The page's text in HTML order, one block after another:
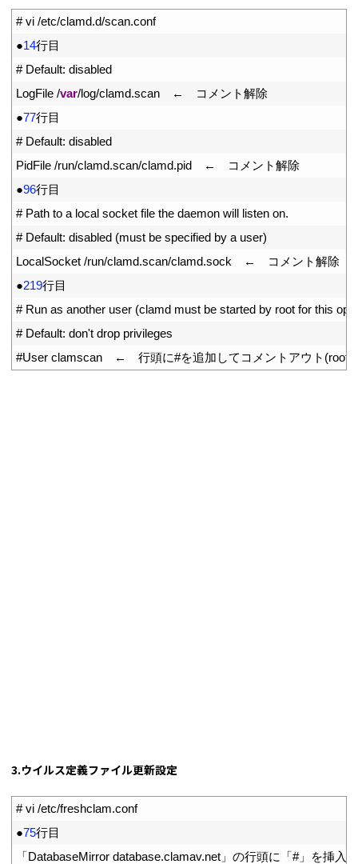
# vi /etc/clamd.d/scan.conf
●14行目
# Default: disabled
LogFile /var/log/clamd.scan ←　コメント解除
●77行目
# Default: disabled
PidFile /run/clamd.scan/clamd.pid ←　コメント解除
●96行目
# Path to a local socket file the daemon will listen on.
# Default: disabled (must be specified by a user)
LocalSocket /run/clamd.scan/clamd.sock ←　コメント解除
●219行目
# Run as another user (clamd must be started by root for this
# Default: don't drop privileges
#User clamscan　←　行頭に#を追加してコメントアウト(root
3.ウイルス定義ファイル更新設定
# vi /etc/freshclam.conf
●75行目
「DatabaseMirror database.clamav.net 」の行頭に「#」を挿入